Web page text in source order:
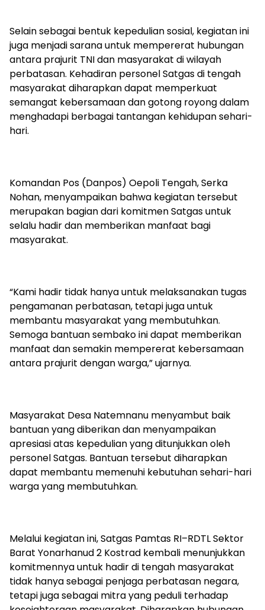
Selain sebagai bentuk kepedulian sosial, kegiatan ini
juga menjadi sarana untuk mempererat hubungan
antara prajurit TNI dan masyarakat di wilayah
perbatasan. Kehadiran personel Satgas di tengah
masyarakat diharapkan dapat memperkuat
semangat kebersamaan dan gotong royong dalam
menghadapi berbagai tantangan kehidupan sehari-
hari.
Komandan Pos (Danpos) Oepoli Tengah, Serka
Nohan, menyampaikan bahwa kegiatan tersebut
merupakan bagian dari komitmen Satgas untuk
selalu hadir dan memberikan manfaat bagi
masyarakat.
“Kami hadir tidak hanya untuk melaksanakan tugas
pengamanan perbatasan, tetapi juga untuk
membantu masyarakat yang membutuhkan.
Semoga bantuan sembako ini dapat memberikan
manfaat dan semakin mempererat kebersamaan
antara prajurit dengan warga,” ujarnya.
Masyarakat Desa Natemnanu menyambut baik
bantuan yang diberikan dan menyampaikan
apresiasi atas kepedulian yang ditunjukkan oleh
personel Satgas. Bantuan tersebut diharapkan
dapat membantu memenuhi kebutuhan sehari-hari
warga yang membutuhkan.
Melalui kegiatan ini, Satgas Pamtas RI–RDTL Sektor
Barat Yonarhanud 2 Kostrad kembali menunjukkan
komitmennya untuk hadir di tengah masyarakat
tidak hanya sebagai penjaga perbatasan negara,
tetapi juga sebagai mitra yang peduli terhadap